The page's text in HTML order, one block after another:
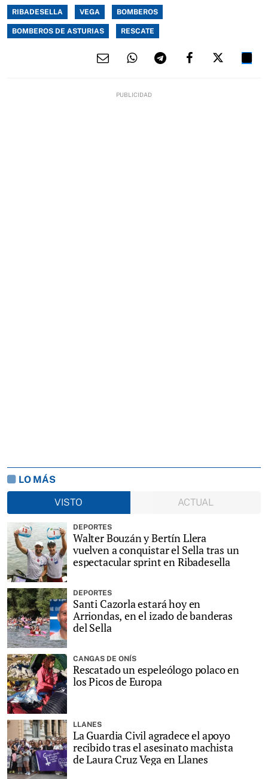
RIBADESELLA VEGA BOMBEROS
BOMBEROS DE ASTURIAS RESCATE
LO MÁS
VISTO
ACTUAL
DEPORTES
Walter Bouzán y Bertín Llera
vuelven a conquistar el Sella tras un
espectacular sprint en Ribadesella
DEPORTES
Santi Cazorla estará hoy en
Arriondas, en el izado de banderas
del Sella
CANGAS DE ONÍS
Rescatado un espeleólogo polaco en
los Picos de Europa
LLANES
La Guardia Civil agradece el apoyo
recibido tras el asesinato machista
de Laura Cruz Vega en Llanes